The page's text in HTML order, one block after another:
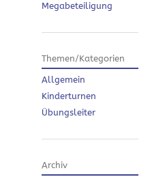
Megabeteiligung
Themen/Kategorien
Allgemein
Kinderturnen
Übungsleiter
Archiv